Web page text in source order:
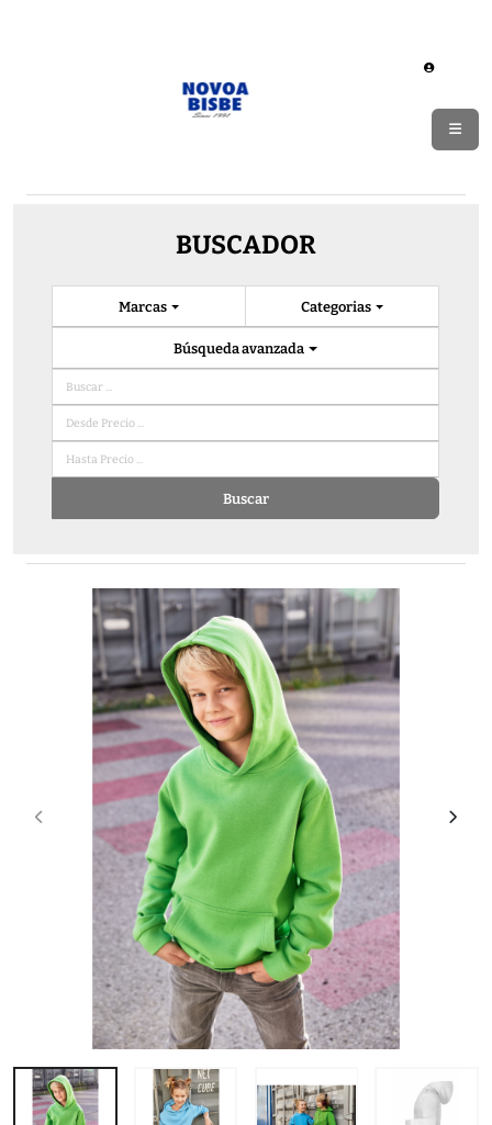
BUSCADOR
Categorias
Marcas
Búsqueda avanzada
Buscar